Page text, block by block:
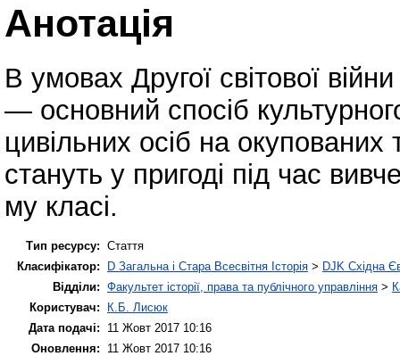
Анотація
В умовах Другої світової
— основний спосіб
цивільних осіб на
стануть у пригоді під час
му класі.
Тип ресурсу: Стаття
Класифікатор:
D Загальна і Стара Всесвітня Історія > DJK Східна
Відділи: Факультет історії, права та публічного управління >
Користувач:
К.Б. Лисюк
Дата подачі:
11 Жовт 2017 10:16
Оновлення:
11 Жовт 2017 10:16